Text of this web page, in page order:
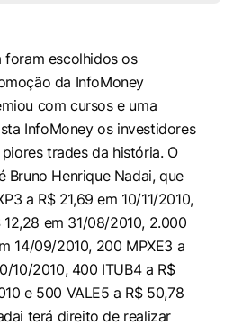
foram escolhidos os
da InfoMoney
com cursos e uma
InfoMoney os investidores
trades da história. O
Bruno Henrique Nadai, que
a R$ 21,69 em 10/11/2010,
em 31/08/2010, 2.000
14/09/2010, 200 MPXE3 a
10/2010, 400 ITUB4 a R$
e 500 VALE5 a R$ 50,78
terá direito de realizar